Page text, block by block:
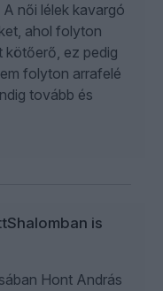
női lélek kavargó
ahol folyton
kötőerő, ez pedig
folyton arrafelé
tovább és
is
Hont András